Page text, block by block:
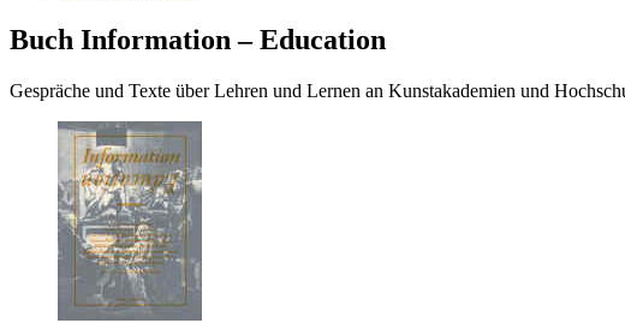
Buch Information – Education
Gespräche und Texte über Lehren und Lernen an Kunstakademien und